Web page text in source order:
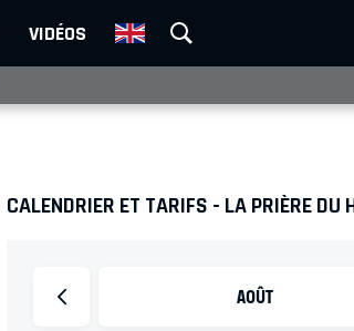
VIDÉOS
CALENDRIER ET TARIFS - LA PRIÈRE DU
AOÛT